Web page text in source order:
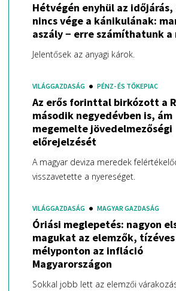
Hétvégén enyhül az időjárás,
nincs vége a kánikulának:
aszály − erre számíthatunk a
Jelentősek az anyagi károk.
VILÁGGAZDASÁG PÉNZ- ÉS TŐKEPIAC
Az erős forinttal birkózott a
második negyedévben is, ám
megemelte jövedelmezőségi
előrejelzését
A magyar deviza meredek
visszavetette a nyereséget.
VILÁGGAZDASÁG MAGYAR GAZDASÁG
Óriási meglepetés: nagyon
magukat az elemzők, tízéves
mélyponton az infláció
Magyarországon
Sokkal jobb lett az elemzői